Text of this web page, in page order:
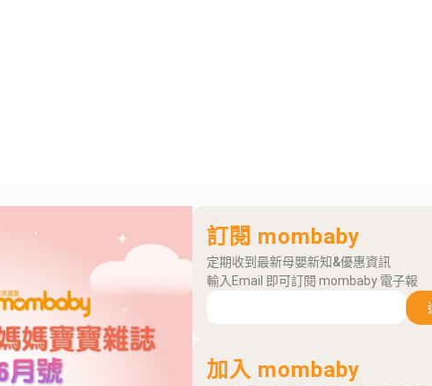
訂閱 mombaby
定期收到最新母嬰新知&優惠資訊
輸入Email 即可訂閱 mombaby 電子報
加入 mombaby